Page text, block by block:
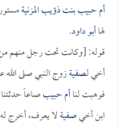
أم حبيب بنت ذؤيب المزنية
لهاأبو داود.
قوله: [وكانت تحت رجل منهم
أخي لـصفيةزوج النبي صلى الله
فوهبت لناأم حبيبصاعاً
ابن أخيصفيةلا يعرف، أخرج